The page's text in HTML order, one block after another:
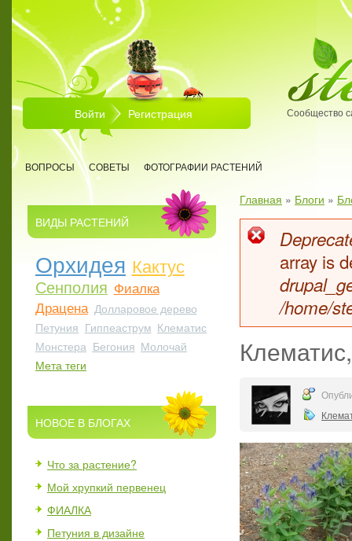
Перейти к основному содержанию
Войти Регистрация Сообщество
ВОПРОСЫ СОВЕТЫ ФОТОГРАФИИ РАСТЕНИЙ
ВИДЫ РАСТЕНИЙ
Орхидея Кактус
Сенполия Фиалка
Драцена Долларовое дерево
Петуния Гиппеаструм Клематис
Монстера Бегония Молочай
Мета теги
НОВОЕ В БЛОГАХ
Что за растение?
Мой хрупкий первенец
ФИАЛКА
Петуния в дизайне
Вы здесь
Главная » Блоги »
array is
/home/